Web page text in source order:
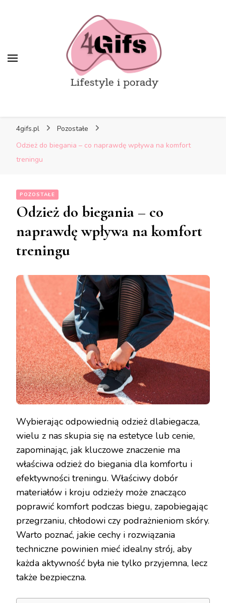
4gifs.pl
Pozostałe
Odzież do biegania – co naprawdę wpływa na komfort
treningu
POZOSTAŁE
Odzież do biegania – co
naprawdę wpływa na komfort
treningu
Wybierając odpowiednią odzież dlabiegacza,
wielu z nas skupia się na estetyce lub cenie,
zapominając, jak kluczowe znaczenie ma
właściwa odzież do biegania dla komfortu i
efektywności treningu. Właściwy dobór
materiałów i kroju odzieży może znacząco
poprawić komfort podczas biegu, zapobiegając
przegrzaniu, chłodowi czy podrażnieniom skóry.
Warto poznać, jakie cechy i rozwiązania
techniczne powinien mieć idealny strój, aby
każda aktywność była nie tylko przyjemna, lecz
także bezpieczna.